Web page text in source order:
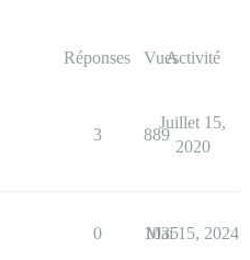
Réponses VuesActivité
3 889
Juillet 15,
2020
0 1035
Mai 15, 2024